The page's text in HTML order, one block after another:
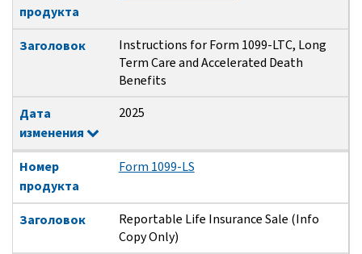
продукта
Заголовок
Instructions for Form 1099-LTC, Long
Term Care and Accelerated Death
Benefits
Дата
изменения
2025
Номер
продукта
Form 1099-LS
Заголовок
Reportable Life Insurance Sale (Info
Copy Only)